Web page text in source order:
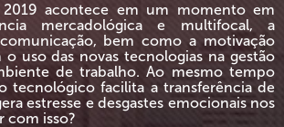
2019 acontece em um momento em
mercadológica e multifocal, a
bem como a motivação
o uso das novas tecnologias na gestão
de trabalho. Ao mesmo tempo
tecnológico facilita a transferência de
estresse e desgastes emocionais nos
com isso?